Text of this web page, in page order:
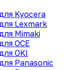
Kyocera
Lexmark
Mimaki
OCE
OKI
Panasonic